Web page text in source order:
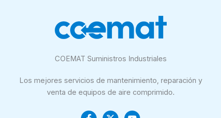
COEMAT Suministros Industriales
Los mejores servicios de mantenimiento, reparación y
venta de equipos de aire comprimido.